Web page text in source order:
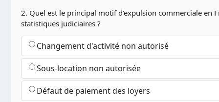
2. Quel est le principal motif d'expulsion commerciale en
statistiques judiciaires ?
Changement d'activité non autorisé
Sous-location non autorisée
Défaut de paiement des loyers